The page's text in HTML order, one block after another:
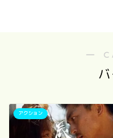
―
アクション